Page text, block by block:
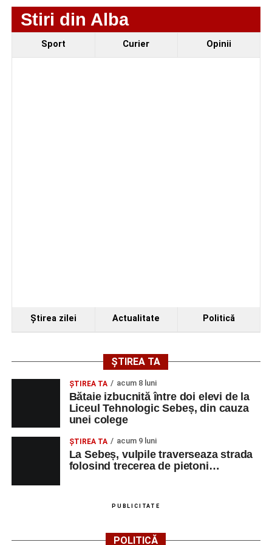
Fest, la Cetatea Greavilor din Gârbova
Stiri din Alba
Sport Curier Opinii
Ştirea zilei Actualitate Politică
ȘTIREA TA
ŞTIREA TA acum 8 luni
Bătaie izbucnită între doi elevi de la
Liceul Tehnologic Sebeș, din cauza
unei colege
ŞTIREA TA acum 9 luni
La Sebeș, vulpile traverseaza strada
folosind trecerea de pietoni…
PUBLICITATE
POLITICĂ